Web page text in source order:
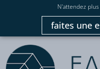
N'attendez
faites une